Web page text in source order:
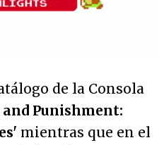
de la Consola
and Punishment:
mientras que en el